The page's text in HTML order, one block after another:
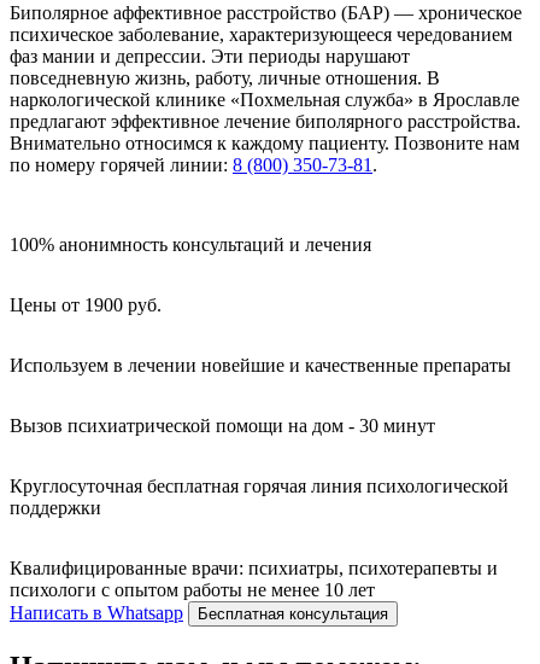
Биполярное аффективное расстройство (БАР) ― хроническое
психическое заболевание, характеризующееся чередованием
фаз мании и депрессии. Эти периоды нарушают
повседневную жизнь, работу, личные отношения. В
наркологической клинике «Похмельная служба» в Ярославле
предлагают эффективное лечение биполярного расстройства.
Внимательно относимся к каждому пациенту. Позвоните нам
по номеру горячей линии: 8 (800) 350-73-81 .
100% анонимность консультаций и лечения
Цены от 1900 руб.
Используем в лечении новейшие и качественные препараты
Вызов психиатрической помощи на дом - 30 минут
Круглосуточная бесплатная горячая линия психологической
поддержки
Квалифицированные врачи: психиатры, психотерапевты и
психологи с опытом работы не менее 10 лет
Написать в Whatsapp
Бесплатная консультация